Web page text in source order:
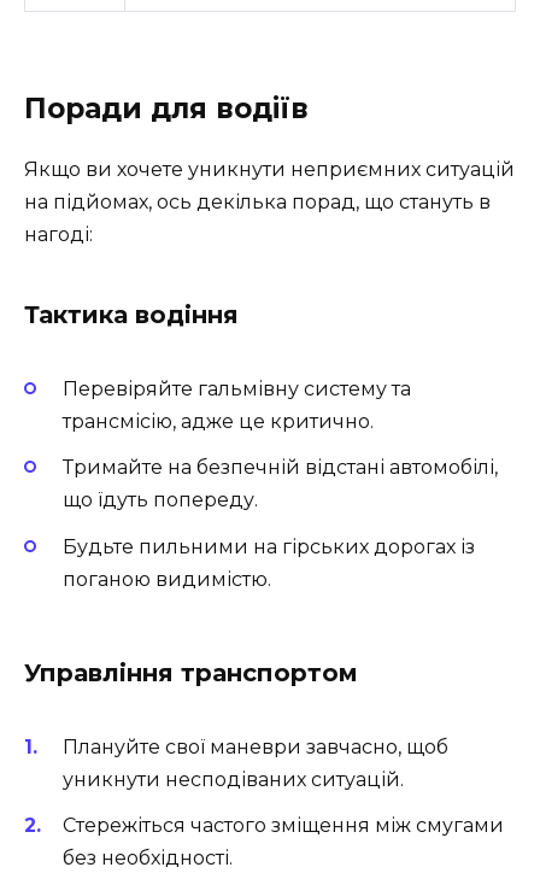
Поради для водіїв
Якщо ви хочете уникнути неприємних ситуацій
на підйомах, ось декілька порад, що стануть в
нагоді:
Тактика водіння
Перевіряйте гальмівну систему та
трансмісію, адже це критично.
Тримайте на безпечній відстані автомобілі,
що їдуть попереду.
Будьте пильними на гірських дорогах із
поганою видимістю.
Управління транспортом
Плануйте свої маневри завчасно, щоб
уникнути несподіваних ситуацій.
Стережіться частого зміщення між смугами
без необхідності.